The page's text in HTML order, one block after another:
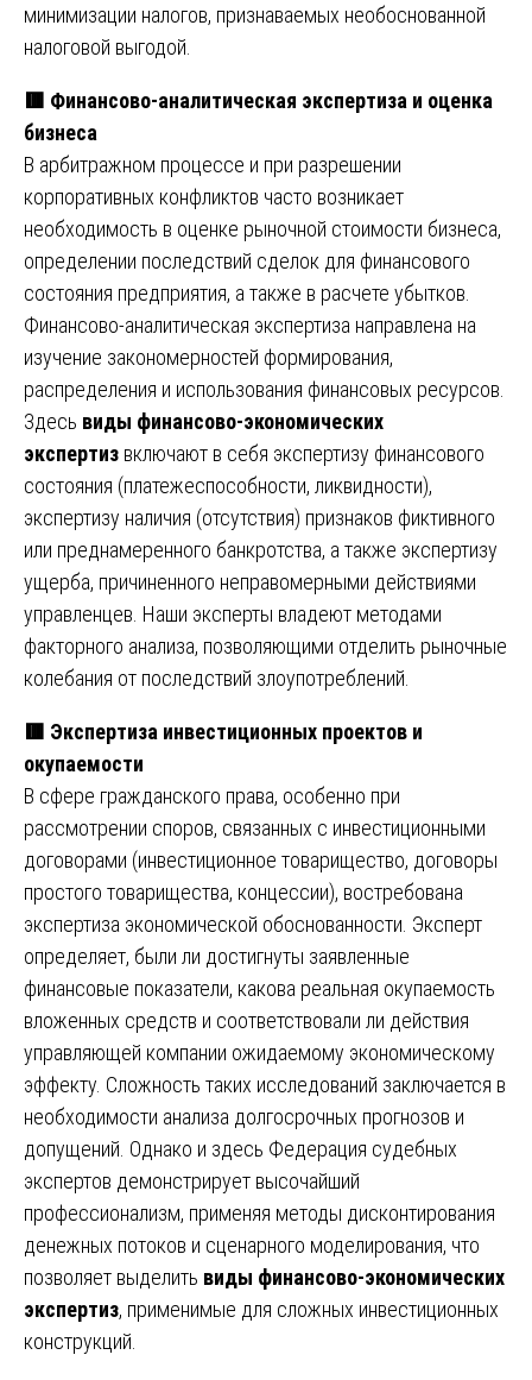
минимизации налогов, признаваемых необоснованной
налоговой выгодой.
🟥 Финансово-аналитическая экспертиза и оценка
бизнеса
В арбитражном процессе и при разрешении
корпоративных конфликтов часто возникает
необходимость в оценке рыночной стоимости бизнеса,
определении последствий сделок для финансового
состояния предприятия, а также в расчете убытков.
Финансово-аналитическая экспертиза направлена на
изучение закономерностей формирования,
распределения и использования финансовых ресурсов.
Здесь виды финансово-экономических
экспертиз включают в себя экспертизу финансового
состояния (платежеспособности, ликвидности),
экспертизу наличия (отсутствия) признаков фиктивного
или преднамеренного банкротства, а также экспертизу
ущерба, причиненного неправомерными действиями
управленцев. Наши эксперты владеют методами
факторного анализа, позволяющими отделить рыночные
колебания от последствий злоупотреблений.
🟥 Экспертиза инвестиционных проектов и
окупаемости
В сфере гражданского права, особенно при
рассмотрении споров, связанных с инвестиционными
договорами (инвестиционное товарищество, договоры
простого товарищества, концессии), востребована
экспертиза экономической обоснованности. Эксперт
определяет, были ли достигнуты заявленные
финансовые показатели, какова реальная окупаемость
вложенных средств и соответствовали ли действия
управляющей компании ожидаемому экономическому
эффекту. Сложность таких исследований заключается в
необходимости анализа долгосрочных прогнозов и
допущений. Однако и здесь Федерация судебных
экспертов демонстрирует высочайший
профессионализм, применяя методы дисконтирования
денежных потоков и сценарного моделирования, что
позволяет выделить виды финансово-экономических
экспертиз, применимые для сложных инвестиционных
конструкций.